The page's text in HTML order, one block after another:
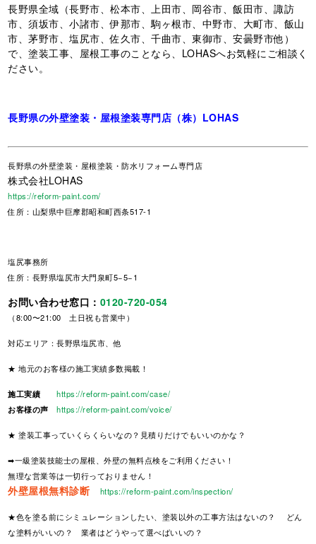
長野県全域（長野市、松本市、上田市、岡谷市、飯田市、諏訪
市、須坂市、小諸市、伊那市、駒ヶ根市、中野市、大町市、飯山
市、茅野市、塩尻市、佐久市、千曲市、東御市、安曇野市他）
で、塗装工事、屋根工事のことなら、LOHASへお気軽にご相談く
ださい。
長野県の外壁塗装・屋根塗装専門店（株）LOHAS
長野県の外壁塗装・屋根塗装・防水リフォーム専門店
株式会社LOHAS
https://reform-paint.com/
住所：山梨県中巨摩郡昭和町西条517-1
塩尻事務所
住所：長野県塩尻市大門泉町5−5−1
お問い合わせ窓口： 0120-720-054
（8:00〜21:00 土日祝も営業中）
対応エリア：長野県塩尻市、他
★ 地元のお客様の施工実績多数掲載！
施工実績
https://reform-paint.com/case/
お客様の声
https://reform-paint.com/voice/
★ 塗装工事っていくらくらいなの？見積りだけでもいいのかな？
➡一級塗装技能士の屋根、外壁の無料点検をご利用ください！
無理な営業等は一切行っておりません！
外壁屋根無料診断 https://reform-paint.com/inspection/
★色を塗る前にシミュレーションしたい、塗装以外の工事方法はないの？ どん
な塗料がいいの？ 業者はどうやって選べばいいの？